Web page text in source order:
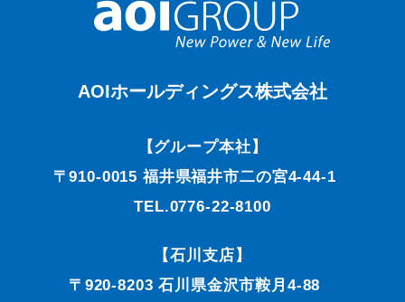
AOIホールディングス株式会社
【グループ本社】
〒910-0015 福井県福井市二の宮4-44-1
TEL.0776-22-8100
【石川支店】
〒920-8203 石川県金沢市鞍月4-88